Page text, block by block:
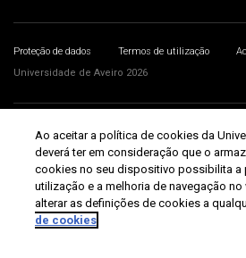
Proteção de dados Termos de utilização
Universidade de Aveiro 2026
Ao aceitar a política de cookies da
deverá ter em consideração que o
cookies no seu dispositivo possibilita a
utilização e a melhoria de navegação no
alterar as definições de cookies a
de cookies